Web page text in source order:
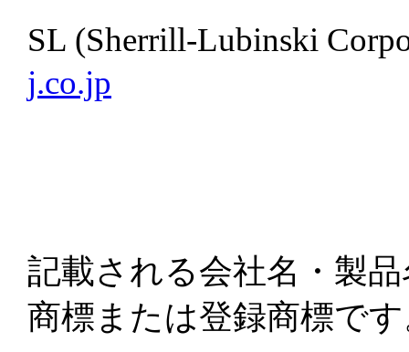
SL (Sherrill-Lubinski
j.co.jp
記載される会社名・製
商標または登録商標で